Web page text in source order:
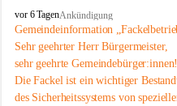
A
d
e
r
k
l
a
vor 6 TagenAnkündigung
Gemeindeinformation
Sehr geehrter Herr Bürgermeister,
sehr geehrte Gemeindebürger:innen!
Die Fackel ist ein wichtiger
des Sicherheitssystems von